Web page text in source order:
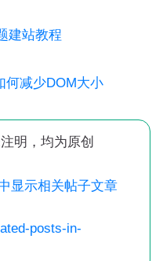
建站教程
何减少DOM大小
明，均为原创
显示相关帖子文章
posts-in-